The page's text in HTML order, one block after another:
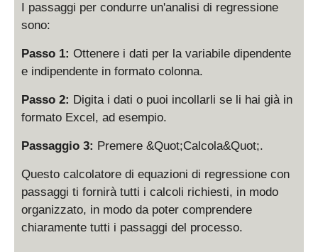
I passaggi per condurre un'analisi di regressione
sono:
Passo 1: Ottenere i dati per la variabile dipendente
e indipendente in formato colonna.
Passo 2: Digita i dati o puoi incollarli se li hai già in
formato Excel, ad esempio.
Passaggio 3: Premere &Quot;Calcola&Quot;.
Questo calcolatore di equazioni di regressione con
passaggi ti fornirà tutti i calcoli richiesti, in modo
organizzato, in modo da poter comprendere
chiaramente tutti i passaggi del processo.